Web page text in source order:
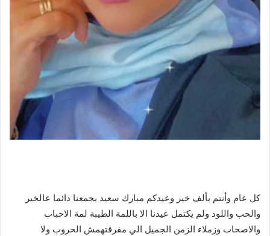
كل عام وأنتم بألف خير وعيدكم مبارك سعيد يجمعنا دائما عالخير
والحب واللود ولم يكتمل عيدنا الا باللمة الطيبة لمة الاحباب
والاصحاب وزملاء الزمن الجميل الي مفرقتهمش الحروب ولا